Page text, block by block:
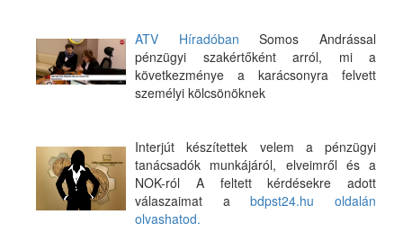
ATV Híradóban Somos Andrással
pénzügyi szakértőként arról, mi a
következménye a karácsonyra felvett
személyi kölcsönöknek
Interjút készítettek velem a pénzügyi
tanácsadók munkájáról, elveimről és a
NOK-ról A feltett kérdésekre adott
válaszaimat abdpst24.hu oldalán
olvashatod.